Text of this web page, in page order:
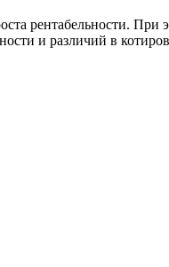
рентабельности.
и различий в